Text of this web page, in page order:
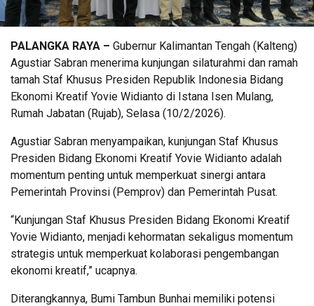
PALANGKA RAYA – Gubernur Kalimantan Tengah (Kalteng)
Agustiar Sabran menerima kunjungan silaturahmi dan ramah
tamah Staf Khusus Presiden Republik Indonesia Bidang
Ekonomi Kreatif Yovie Widianto di Istana Isen Mulang,
Rumah Jabatan (Rujab), Selasa (10/2/2026).
Agustiar Sabran menyampaikan, kunjungan Staf Khusus
Presiden Bidang Ekonomi Kreatif Yovie Widianto adalah
momentum penting untuk memperkuat sinergi antara
Pemerintah Provinsi (Pemprov) dan Pemerintah Pusat.
“Kunjungan Staf Khusus Presiden Bidang Ekonomi Kreatif
Yovie Widianto, menjadi kehormatan sekaligus momentum
strategis untuk memperkuat kolaborasi pengembangan
ekonomi kreatif,” ucapnya.
Diterangkannya, Bumi Tambun Bunhai memiliki potensi